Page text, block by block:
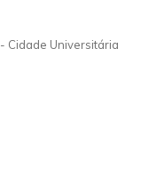
- Cidade Universitária